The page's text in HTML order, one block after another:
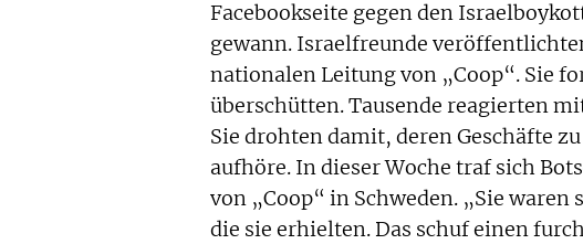
Facebookseite gegen den
gewann. Israelfreunde
nationalen Leitung von „Coop“. Sie
überschütten. Tausende reagierten
Sie drohten damit, deren Geschäfte
aufhöre. In dieser Woche traf sich
von „Coop“ in Schweden. „Sie
die sie erhielten. Das schuf einen